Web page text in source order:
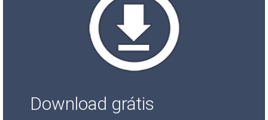
Download grátis